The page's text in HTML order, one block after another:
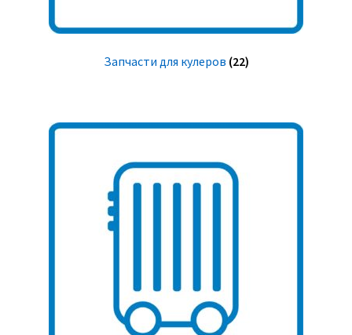
Запчасти для кулеров (22)